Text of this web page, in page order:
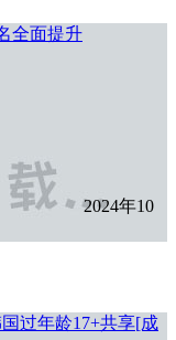
全面提升
2024年10
过年龄17+共享[成